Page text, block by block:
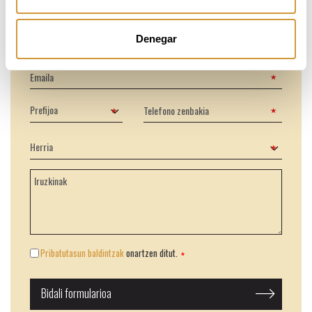
Denegar
Pribatutasun baldintzakonartzen ditut.